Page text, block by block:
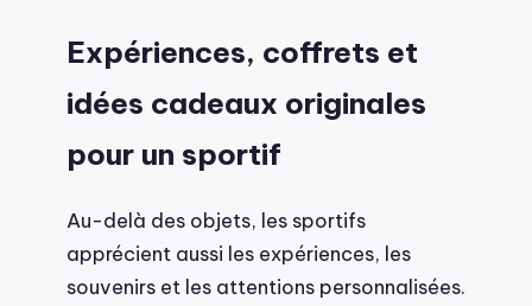
Expériences, coffrets et
idées cadeaux originales
pour un sportif
Au-delà des objets, les sportifs
apprécient aussi les expériences, les
souvenirs et les attentions personnalisées.